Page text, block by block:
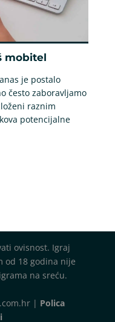
mobitel
je postalo
često zaboravljamo
raznim
potencijalne
ovisnost. Igraj
od 18 godina nije
na sreću.
| Polica